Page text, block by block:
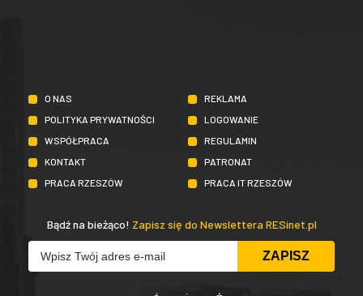
O NAS
REKLAMA
POLITYKA PRYWATNOŚCI
LOGOWANIE
WSPÓŁPRACA
REGULAMIN
KONTAKT
PATRONAT
PRACA RZESZÓW
PRACA IT RZESZÓW
Bądź na bieżąco! Zapisz się do Newslettera RESinet.pl